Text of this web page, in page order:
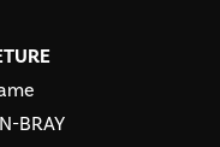
BRAY